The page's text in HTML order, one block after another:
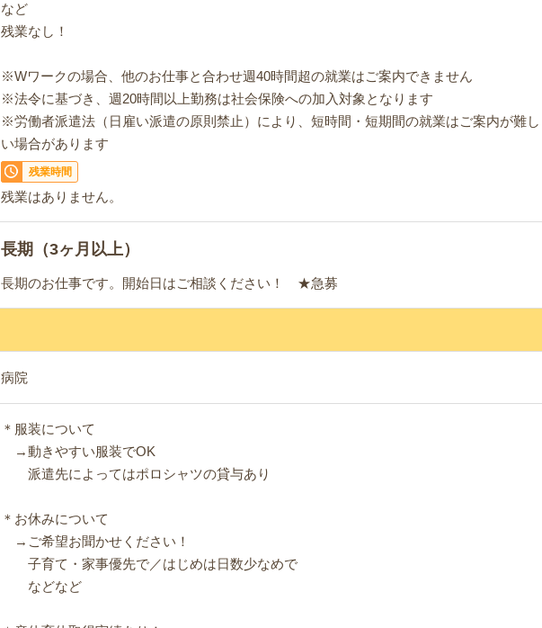
など
残業なし！
※Wワークの場合、他のお仕事と合わせ週40時間超の就業はご案内できません
※法令に基づき、週20時間以上勤務は社会保険への加入対象となります
※労働者派遣法（日雇い派遣の原則禁止）により、短時間・短期間の就業はご案内が難し
い場合があります
残業時間
残業はありません。
長期（3ヶ月以上）
長期のお仕事です。開始日はご相談ください！ ★急募
病院
＊服装について
→動きやすい服装でOK
派遣先によってはポロシャツの貸与あり
＊お休みについて
→ご希望お聞かせください！
子育て・家事優先で／はじめは日数少なめで
などなど